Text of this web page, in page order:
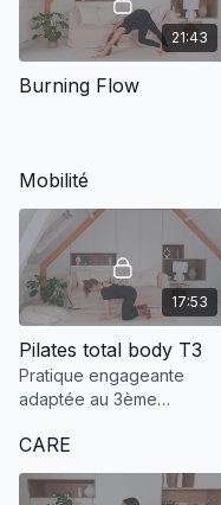
21:43
Burning Flow
Mobilité
17:53
Pilates total body T3
Pratique engageante
adaptée au 3ème
pour les mamas qui ont
envie d'une intensité plus
importante.
CARE